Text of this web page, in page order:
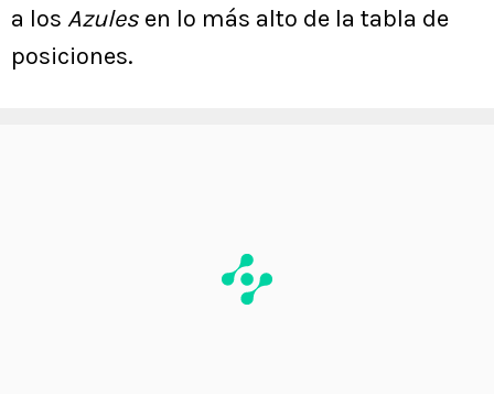
a los Azules en lo más alto de la tabla de
posiciones.